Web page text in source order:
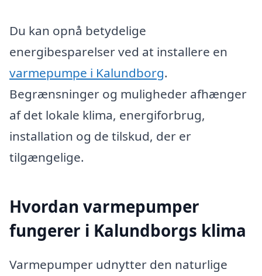
Du kan opnå betydelige
energibesparelser ved at installere en
varmepumpe i Kalundborg.
Begrænsninger og muligheder afhænger
af det lokale klima, energiforbrug,
installation og de tilskud, der er
tilgængelige.
Hvordan varmepumper
fungerer i Kalundborgs klima
Varmepumper udnytter den naturlige